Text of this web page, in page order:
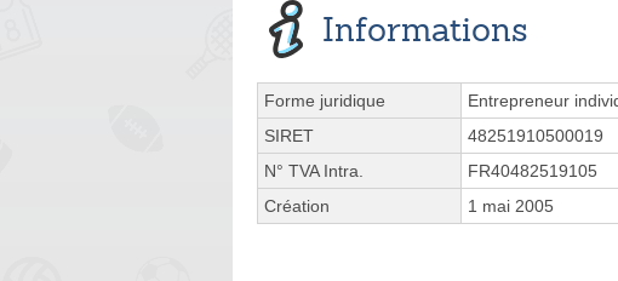
Informations
Forme juridique
Entrepreneur
SIRET
48251910500019
N° TVA Intra.
FR40482519105
Création
1 mai 2005